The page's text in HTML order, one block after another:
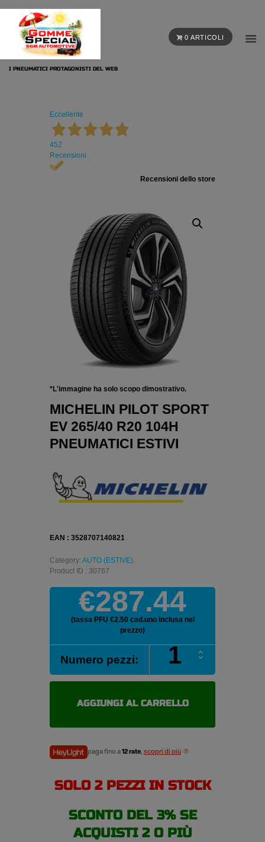
0 ARTICOLI
I PNEUMATICI PROTAGONISTI DEL WEB
Eccellente
452
Recensioni
Recensioni dello store
*L'immagine ha solo scopo dimostrativo.
MICHELIN PILOT SPORT
EV 265/40 R20 104H
PNEUMATICI ESTIVI
EAN : 3528707140821
Category: AUTO (ESTIVE)
Product ID : 30767
€287.44
(tassa PFU €2.50 cad.uno inclusa nel
prezzo)
Numero pezzi:
MICHELIN
SPORT
265/40
estivi
AGGIUNGI AL CARRELLO
paga fino a12 rate, scopri di più
SOLO 2 PEZZI IN STOCK
SCONTO DEL 3% SE
ACQUISTI 2 O PIÙ